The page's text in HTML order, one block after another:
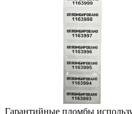
Гарантийные пломбы